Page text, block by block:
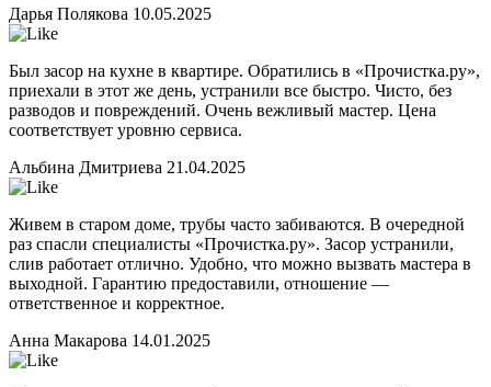
Дарья Полякова 10.05.2025
Был засор на кухне в квартире. Обратились в «Прочистка.ру»,
приехали в этот же день, устранили все быстро. Чисто, без
разводов и повреждений. Очень вежливый мастер. Цена
соответствует уровню сервиса.
Альбина Дмитриева 21.04.2025
Живем в старом доме, трубы часто забиваются. В очередной
раз спасли специалисты «Прочистка.ру». Засор устранили,
слив работает отлично. Удобно, что можно вызвать мастера в
выходной. Гарантию предоставили, отношение —
ответственное и корректное.
Анна Макарова 14.01.2025